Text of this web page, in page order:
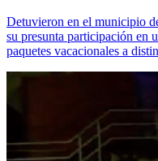
Detuvieron en el municipio
su presunta participación en
paquetes vacacionales a